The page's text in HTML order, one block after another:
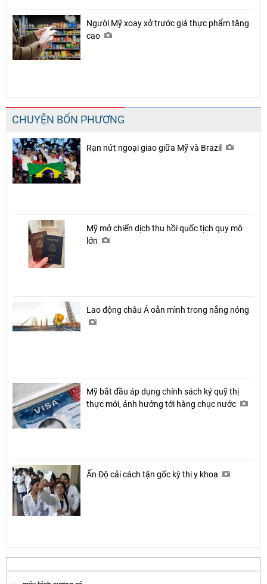
Người Mỹ xoay xở trước giá thực phẩm tăng
cao
CHUYỆN BỐN PHƯƠNG
Rạn nứt ngoại giao giữa Mỹ và Brazil
Mỹ mở chiến dịch thu hồi quốc tịch quy mô
lớn
Lao động châu Á oằn mình trong nắng nóng
Mỹ bắt đầu áp dụng chính sách ký quỹ thị
thực mới, ảnh hưởng tới hàng chục nước
Ấn Độ cải cách tận gốc kỳ thi y khoa